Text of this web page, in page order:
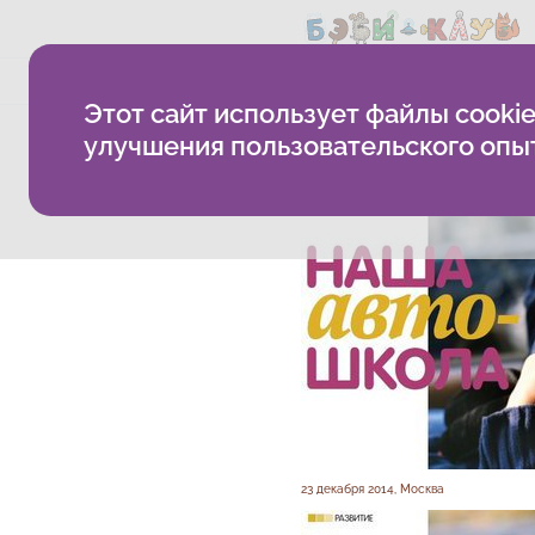
«Автошкола» для
23 декабря 2014, Москва
Этот сайт использует файлы
улучшения пользовательского